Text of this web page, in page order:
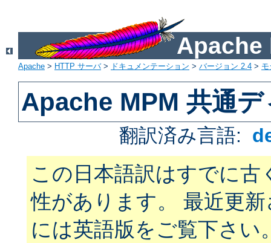
Apache
Apache > HTTP サーバ> ドキュメンテーション > バージョン 2.4 >
Apache MPM 共通
翻訳済み言語:
この日本語訳はすでに古
性があります。 最近更
には英語版をご覧下さい